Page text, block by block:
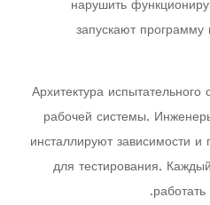
нарушить
запускают
Архитектура испытательного
рабочей системы.
инсталлируют зависимости
для тестирования.